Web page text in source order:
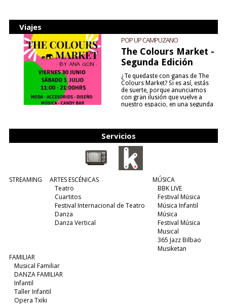
Viajes
POP UP CAMPUZANO
The Colours Market -
Segunda Edición
¿Te quedaste con ganas de The
Colours Market? Si es así, estás
de suerte, porque anunciamos
con gran ilusión que vuelve a
nuestro espacio, en una segunda
Servicios
STREAMING
ARTES ESCÉNICAS
Teatro
Cuartitos
Festival Internacional de Teatro
Danza
Danza Vertical
MÚSICA
BBK LIVE
Festival Música
Música Infantil
Música
Festival Música
Musical
365 Jazz Bilbao
Musiketan
FAMILIAR
Musical Familiar
DANZA FAMILIAR
Infantil
Taller Infantil
Opera Txiki